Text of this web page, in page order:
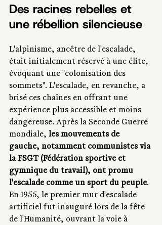
Des racines rebelles et
une rébellion silencieuse
L'alpinisme, ancêtre de l'escalade,
était initialement réservé à une élite,
évoquant une "colonisation des
sommets". L'escalade, en revanche, a
brisé ces chaînes en offrant une
expérience plus accessible et moins
dangereuse. Après la Seconde Guerre
mondiale, les mouvements de
gauche, notamment communistes via
la FSGT (Fédération sportive et
gymnique du travail), ont promu
l'escalade comme un sport du peuple.
En 1955, le premier mur d'escalade
artificiel fut inauguré lors de la fête
de l'Humanité, ouvrant la voie à